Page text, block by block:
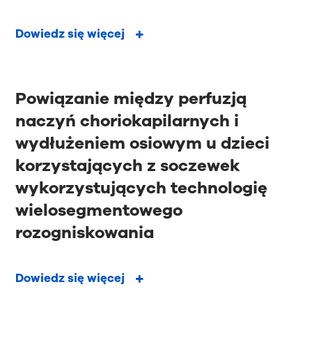
Dowiedz się więcej
Powiązanie między perfuzją
naczyń choriokapilarnych i
wydłużeniem osiowym u dzieci
korzystających z soczewek
wykorzystujących technologię
wielosegmentowego
rozogniskowania
Dowiedz się więcej